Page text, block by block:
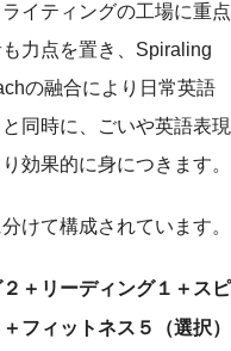
イティングの工場に重点
力点を置き、Spiraling
の融合により日常英語
同時に、ごいや英語表現
効果的に身につきます。
けて構成されています。
リーディング１＋スピ
フィットネス５（選択）